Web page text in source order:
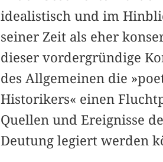
idealistisch und im
seiner Zeit als eher
dieser vordergründige
des Allgemeinen die
Historikers« einen
Quellen und Ereignisse
Deutung legiert werden